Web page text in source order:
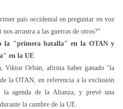
país occidental en preguntar en voz
arrastra a las guerras de otros?”
la "primera batalla" en la OTAN y
en la UE
Viktor Orbán, afirma haber ganado "la
la OTAN, en referencia a la exclusión
la agenda de la Alianza, y prevé una
la cumbre de la UE.